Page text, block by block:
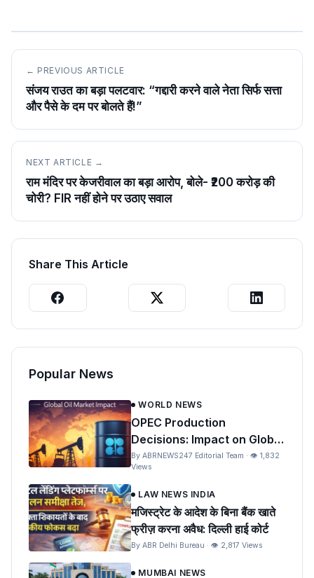
← PREVIOUS ARTICLE
संजय राउत का बड़ा पलटवार: “गद्दारी करने वाले नेता सिर्फ सत्ता
और पैसे के दम पर बोलते हैं!”
NEXT ARTICLE →
राम मंदिर पर केजरीवाल का बड़ा आरोप, बोले- ₹200 करोड़ की
चोरी? FIR नहीं होने पर उठाए सवाल
Share This Article
Popular News
WORLD NEWS
OPEC Production
Decisions: Impact on Global
Oil Prices and India
By ABRNEWS247 Editorial Team · 👁 1,832
Views
LAW NEWS INDIA
मजिस्ट्रेट के आदेश के बिना बैंक खाते
फ्रीज़ करना अवैध: दिल्ली हाई कोर्ट
By ABR Delhi Bureau · 👁 2,817 Views
MUMBAI NEWS